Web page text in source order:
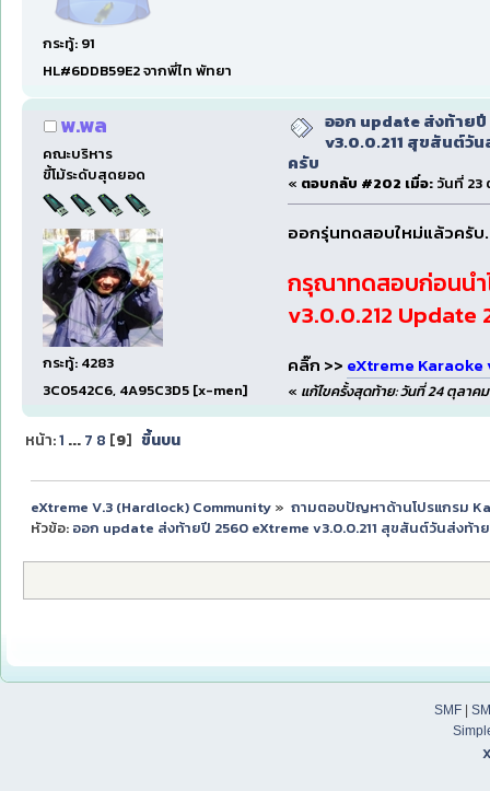
กระทู้: 91
HL#6DDB59E2 จากพี่ไท พัทยา
พ.พล
คณะบริหาร
ขี้โม้ระดับสุดยอด
กระทู้: 4283
3C0542C6, 4A95C3D5 [x-men]
ออก update ส่งท้าย
v3.0.0.211 สุขสันต์วั
ครับ
« ตอบกลับ #202 เมื่อ: วันที่ 23
ออกรุ่นทดสอบใหม่แล้วครับ.
กรุณาทดสอบก่อนนำ
v3.0.0.212 Update
คลิ๊ก >> eXtreme Karaoke
« แก้ไขครั้งสุดท้าย: วันที่ 24 ตุลาคม
หน้า:1 ... 7 8 [9] ขึ้นบน
eXtreme V.3 (Hardlock) Community» ถามตอบปัญหาด้านโปรแกรม
หัวข้อ: ออก update ส่งท้ายปี 2560 eXtreme v3.0.0.211 สุขสันต์วันส่งท้า
SMF|